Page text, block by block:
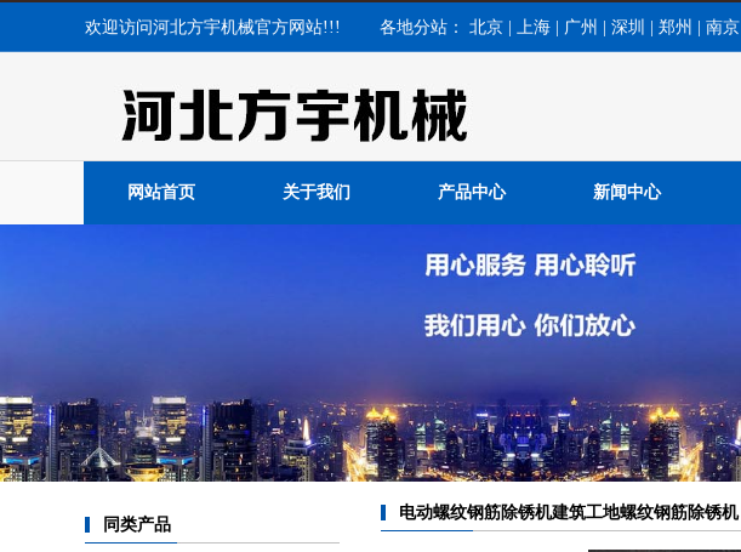
欢迎访问河北方宇机械官方网站!!! 各地分站： 北京 上海 广州 深圳 郑州 南京
网站首页 关于我们 产品中心 新闻中心
公司新闻
常见问题
同类产品
电动螺纹钢筋除锈机建筑工地螺纹钢筋除锈机